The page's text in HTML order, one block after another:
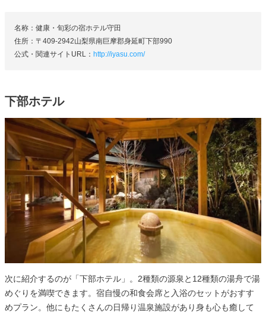
名称：健康・旬彩の宿ホテル守田
住所：〒409-2942山梨県南巨摩郡身延町下部990
公式・関連サイトURL： http://iyasu.com/
下部ホテル
次に紹介するのが「下部ホテル」。2種類の源泉と12種類の湯舟で湯
めぐりを満喫できます。宿自慢の和食会席と入浴のセットがおすす
めプラン。他にもたくさんの日帰り温泉施設があり身も心も癒して